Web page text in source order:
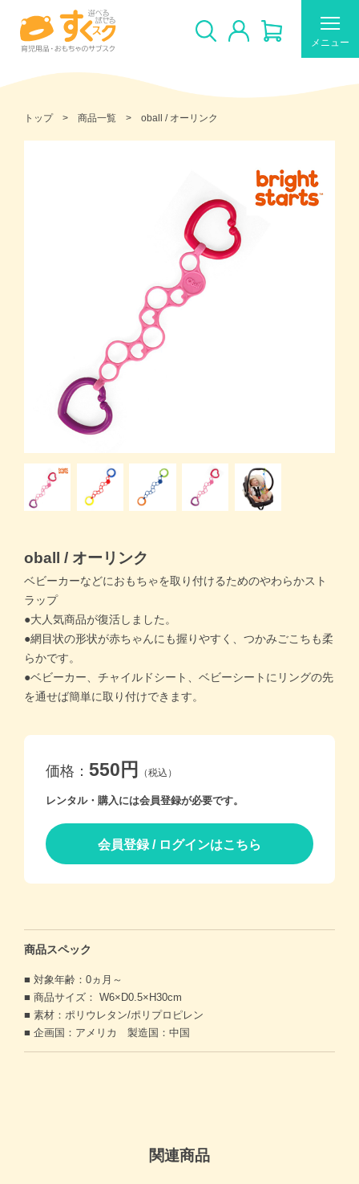
メニュー
おすすめ
ギフトカードの使い方
商品一覧トップ
すくスクご利用ガイド
コラム
よくある質問
お問い合わせ
カテゴリー
ブランド
＞会社概要 ＞お問い合わせ
プライバシーポリシー
特定商取引法に基づく表記
トップ 商品一覧 oball / オーリンク
oball / オーリンク
ベビーカーなどにおもちゃを取り付けるためのやわらかスト
ラップ
●大人気商品が復活しました。
●網目状の形状が赤ちゃんにも握りやすく、つかみごこちも柔
らかです。
●ベビーカー、チャイルドシート、ベビーシートにリングの先
を通せば簡単に取り付けできます。
価格： 550円 （税込）
レンタル・購入には会員登録が必要です。
会員登録 / ログインはこちら
商品スペック
■ 対象年齢：0ヵ月～
■ 商品サイズ： W6×D0.5×H30cm
■ 素材：ポリウレタン/ポリプロピレン
■ 企画国：アメリカ 製造国：中国
関連商品